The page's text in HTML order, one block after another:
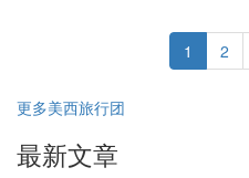
1 2
更多美西旅行团
最新文章